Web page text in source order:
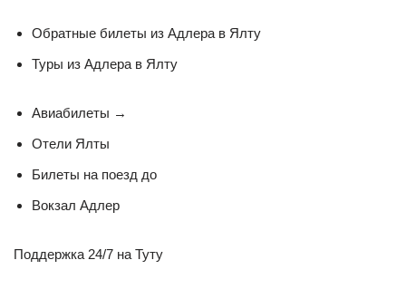
Обратные билеты из Адлера в Ялту
Туры из Адлера в Ялту
Авиабилеты →
Отели Ялты
Билеты на поезд до
Вокзал Адлер
Поддержка 24/7 на Туту